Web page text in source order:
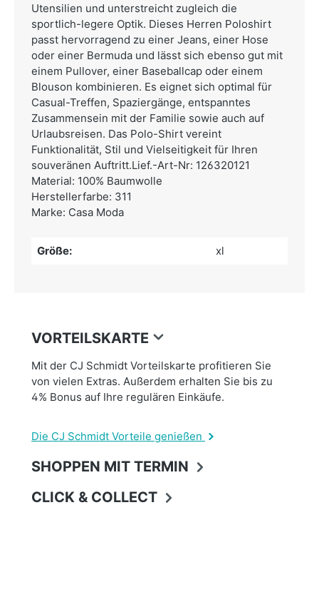
Utensilien und unterstreicht zugleich die
sportlich-legere Optik. Dieses Herren Poloshirt
passt hervorragend zu einer Jeans, einer Hose
oder einer Bermuda und lässt sich ebenso gut mit
einem Pullover, einer Baseballcap oder einem
Blouson kombinieren. Es eignet sich optimal für
Casual-Treffen, Spaziergänge, entspanntes
Zusammensein mit der Familie sowie auch auf
Urlaubsreisen. Das Polo-Shirt vereint
Funktionalität, Stil und Vielseitigkeit für Ihren
souveränen Auftritt.Lief.-Art-Nr: 126320121
Material: 100% Baumwolle
Herstellerfarbe: 311
Marke: Casa Moda
Größe: xl
VORTEILSKARTE
Mit der CJ Schmidt Vorteilskarte profitieren Sie
von vielen Extras. Außerdem erhalten Sie bis zu
4% Bonus auf Ihre regulären Einkäufe.
Die CJ Schmidt Vorteile genießen
SHOPPEN MIT TERMIN
CLICK & COLLECT